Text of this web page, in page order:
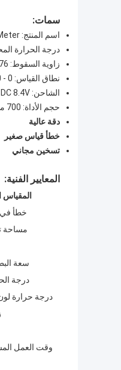
سمات:
اسم المنتج: Retroreflector Meter
درجة الحرارة المحيطة: -15 درجة مئوية
زاوية السقوط: 88.76 درجة
نطاق القياس: 0 - 4000
الشاحن: DC 8.4V
حجم الأداة: 700 مم × 135 مم × 115 مم
دقة عالية
خطأ قياس صغير
تسخين مجاني
المعايير الفنية:
المقياس
خطأ في
مساحة
سعة
درجة
درجة حرارة
وقت العمل